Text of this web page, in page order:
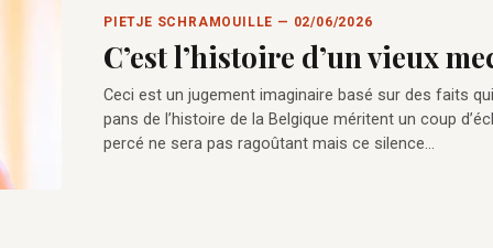
PIETJE SCHRAMOUILLE — 02/06/2026
C’est l’histoire d’un vieux
Ceci est un jugement imaginaire basé sur des faits
pans de l’histoire de la Belgique méritent un coup
percé ne sera pas ragoûtant mais ce silence…